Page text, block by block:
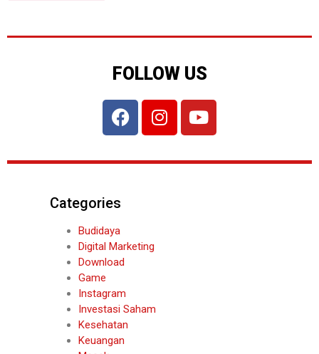
FOLLOW US
Categories
Budidaya
Digital Marketing
Download
Game
Instagram
Investasi Saham
Kesehatan
Keuangan